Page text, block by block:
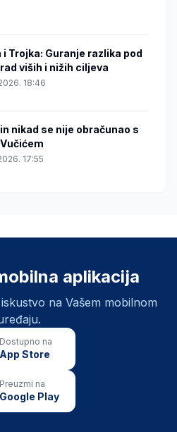
i Trojka: Guranje razlika pod
viših i nižih ciljeva
18:46
nikad se nije obračunao s
17:55
aplikacija
na Vašem mobilnom
Dostupno na
App Store
Preuzmi na
Google Play